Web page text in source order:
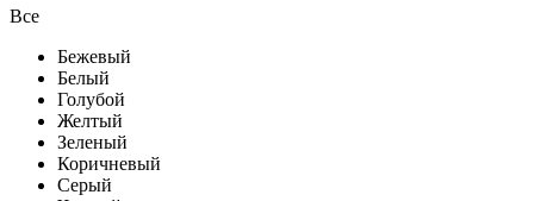
Все
Бежевый
Белый
Голубой
Желтый
Зеленый
Коричневый
Серый